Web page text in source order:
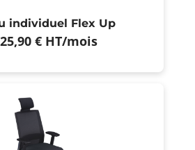
individuel Flex Up
25,90 € HT/mois